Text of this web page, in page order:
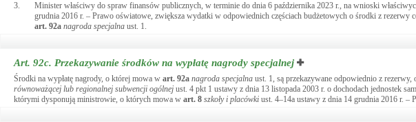
3.
Minister właściwy do spraw finansów publicznych, w terminie do dnia 6 października 2023 r., na wnioski
grudnia 2016 r. – Prawo oświatowe, zwiększa wydatki w odpowiednich częściach budżetowych o środki z rezerwy
art. 92a nagroda specjalna ust. 1.
Art. 92c. Przekazywanie środków na wypłatę nagrody specjalnej
Środki na wypłatę nagrody, o której mowa w art. 92a nagroda specjalna ust. 1, są przekazywane odpowiednio z
równoważącej lub regionalnej subwencji ogólnej ust. 4 pkt 1 ustawy z dnia 13 listopada 2003 r. o dochodach jednostek
którymi dysponują ministrowie, o których mowa w art. 8 szkoły i placówki ust. 4–14a ustawy z dnia 14 grudnia 2016 r. –